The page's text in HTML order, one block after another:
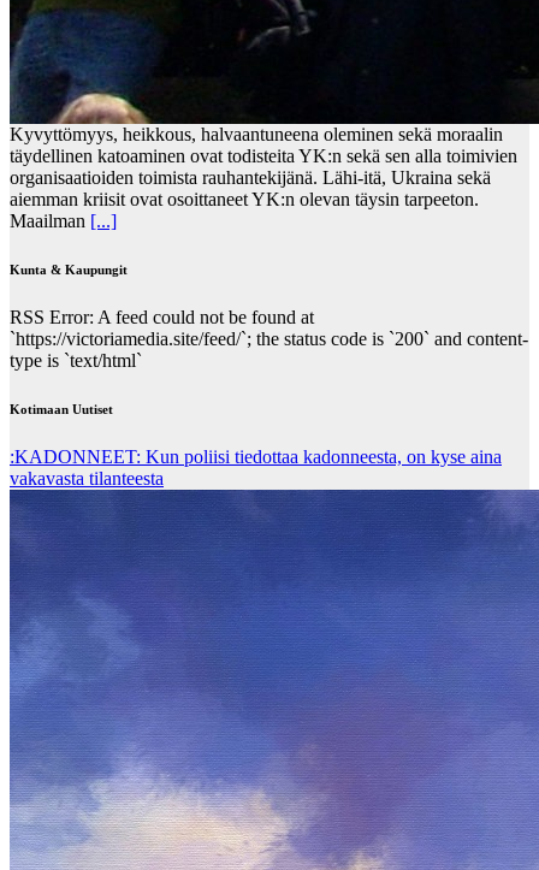
Kyvyttömyys, heikkous, halvaantuneena oleminen sekä moraalin
täydellinen katoaminen ovat todisteita YK:n sekä sen alla toimivien
organisaatioiden toimista rauhantekijänä. Lähi-itä, Ukraina sekä
aiemman kriisit ovat osoittaneet YK:n olevan täysin tarpeeton.
Maailman [...]
Kunta & Kaupungit
RSS Error: A feed could not be found at
`https://victoriamedia.site/feed/`; the status code is `200` and content-
type is `text/html`
Kotimaan Uutiset
:KADONNEET: Kun poliisi tiedottaa kadonneesta, on kyse aina
vakavasta tilanteesta